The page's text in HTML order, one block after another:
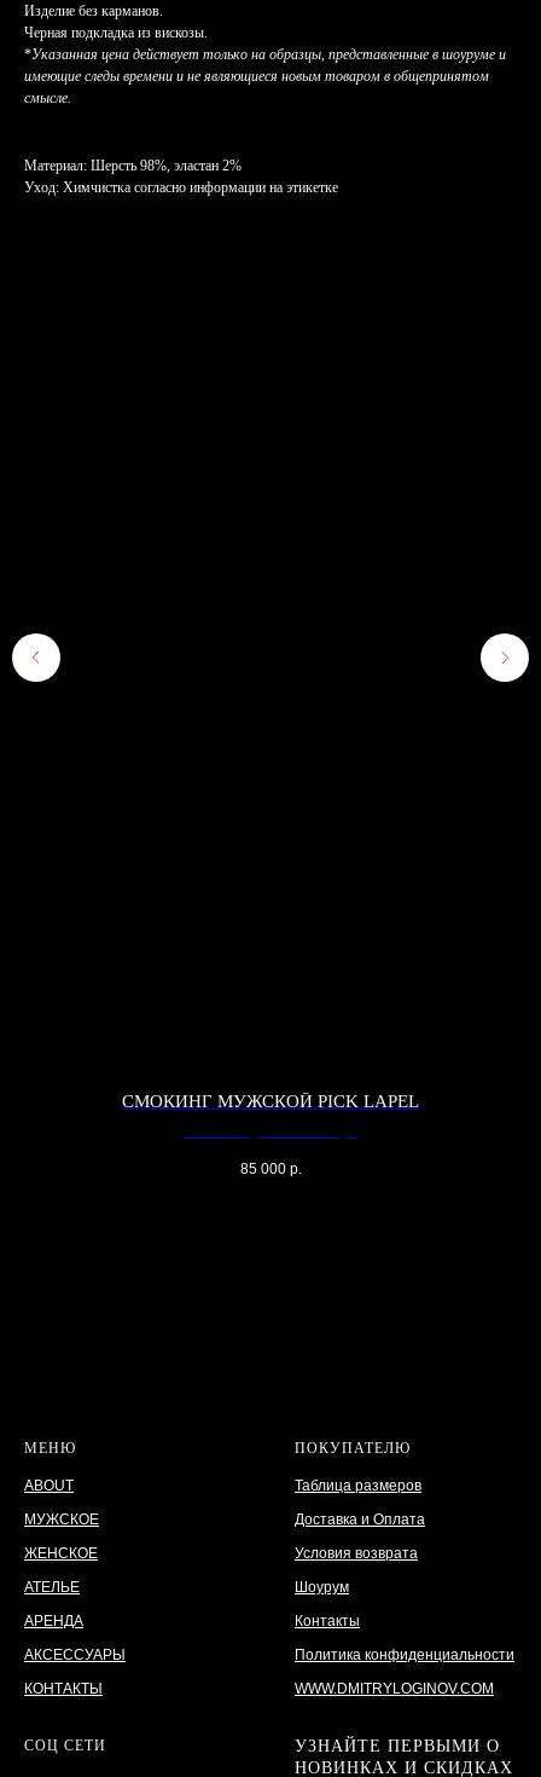
Изделие без карманов.
Черная подкладка из вискозы.
*Указанная цена действует только на образцы, представленные в шоуруме и
имеющие следы времени и не являющиеся новым товаром в общепринятом
смысле.
Материал: Шерсть 98%, эластан 2%
Уход: Химчистка согласно информации на этикетке
СМОКИНГ МУЖСКОЙ PICK LAPEL
85 000 р.
МЕНЮ
ABOUT
МУЖСКОЕ
ЖЕНСКОЕ
АТЕЛЬЕ
АРЕНДА
АКСЕССУАРЫ
КОНТАКТЫ
ПОКУПАТЕЛЮ
Таблица размеров
Доставка и Оплата
Условия возврата
Шоурум
Контакты
Политика конфиденциальности
WWW.DMITRYLOGINOV.COM
СОЦ СЕТИ
УЗНАЙТЕ ПЕРВЫМИ О
НОВИНКАХ И СКИДКАХ